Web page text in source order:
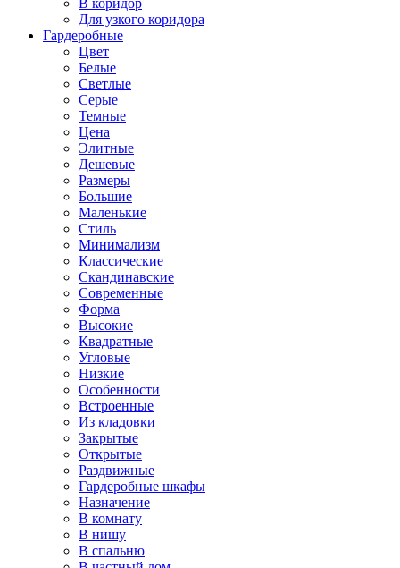
В коридор
Для узкого коридора
Гардеробные
Цвет
Белые
Светлые
Серые
Темные
Цена
Элитные
Дешевые
Размеры
Большие
Маленькие
Стиль
Минимализм
Классические
Скандинавские
Современные
Форма
Высокие
Квадратные
Угловые
Низкие
Особенности
Встроенные
Из кладовки
Закрытые
Открытые
Раздвижные
Гардеробные шкафы
Назначение
В комнату
В нишу
В спальню